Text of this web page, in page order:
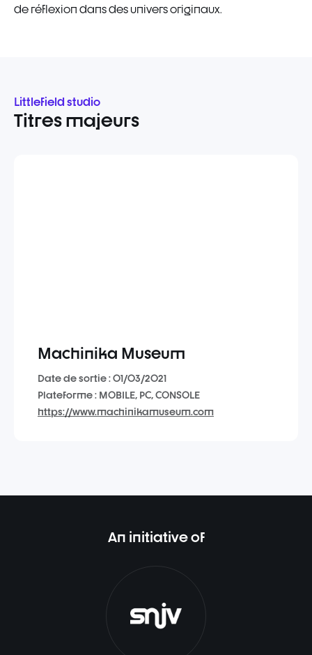
de réflexion dans des univers originaux.
Littlefield studio
Titres majeurs
Machinika Museum
Date de sortie : 01/03/2021
Plateforme : MOBILE, PC, CONSOLE
https://www.machinikamuseum.com
An initiative of